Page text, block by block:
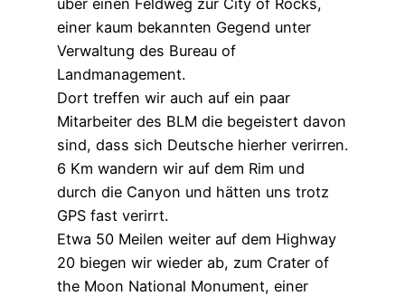
einer kaum bekannten Gegend unter
Verwaltung des Bureau of
Landmanagement.
Dort treffen wir auch auf ein paar
Mitarbeiter des BLM die begeistert davon
sind, dass sich Deutsche hierher verirren.
6 Km wandern wir auf dem Rim und
durch die Canyon und hätten uns trotz
GPS fast verirrt.
Etwa 50 Meilen weiter auf dem Highway
20 biegen wir wieder ab, zum Crater of
the Moon National Monument, einer